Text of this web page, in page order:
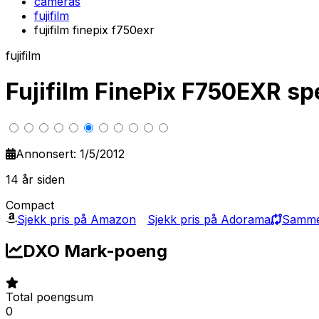
fujifilm
fujifilm finepix f750exr
fujifilm
Fujifilm FinePix F750EXR
Annonsert: 1/5/2012
14 år siden
Compact
Sjekk pris på Amazon
Sjekk pris på Adorama
DXO Mark-poeng
Total poengsum
0